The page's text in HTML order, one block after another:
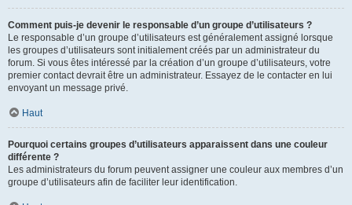
Comment puis-je devenir le responsable d’un groupe d’utilisateurs ?
Le responsable d’un groupe d’utilisateurs est généralement assigné lorsque
les groupes d’utilisateurs sont initialement créés par un administrateur du
forum. Si vous êtes intéressé par la création d’un groupe d’utilisateurs, votre
premier contact devrait être un administrateur. Essayez de le contacter en lui
envoyant un message privé.
Haut
Pourquoi certains groupes d’utilisateurs apparaissent dans une couleur
différente ?
Les administrateurs du forum peuvent assigner une couleur aux membres d’un
groupe d’utilisateurs afin de faciliter leur identification.